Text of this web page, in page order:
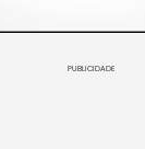
PUBLICIDADE